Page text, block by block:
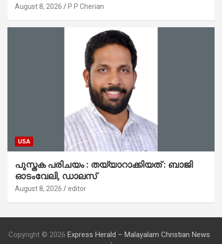
പ്രാർത്ഥനാനിർഭരമായ തുടക്കം
August 8, 2026 P P Cherian
USA
പുസ്തക പരിചയം : തയ്യാറാക്കിയത് : ബാജി
ഓടംവേലി, ഡാലസ്
August 8, 2026 editor
Copyright © 2026 Express Herald – Malayalam Christian News